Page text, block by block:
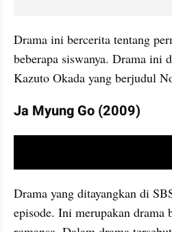
Drama ini bercerita tentang
beberapa siswanya. Drama ini
Kazuto Okada yang berjudul
Ja Myung Go (2009)
Drama yang ditayangkan di
episode. Ini merupakan drama